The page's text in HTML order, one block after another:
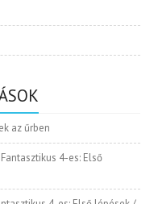
az űrben
4-es: Első